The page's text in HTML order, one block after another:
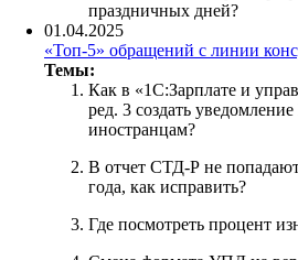
праздничных дней?
01.04.2025
«Топ-5» обращений с линии
Темы:
Как в «1С:Зарплате и
ред. 3 создать
иностранцам?
В отчет СТД-Р не
года, как исправить?
Где посмотреть процент